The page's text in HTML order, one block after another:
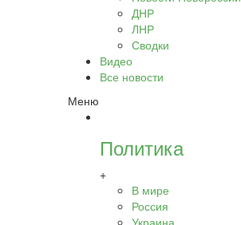
ДНР
ЛНР
Сводки
Видео
Все новости
Меню
Политика
+
В мире
Россия
Украина